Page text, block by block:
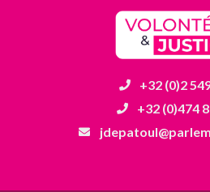
+32 (0)2
+32 (0)474